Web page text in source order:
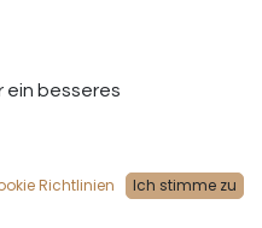
aus Indien und ist
scharfen Geschmack und
und die Förderung des
ein besseres
Richtlinien Ich stimme zu